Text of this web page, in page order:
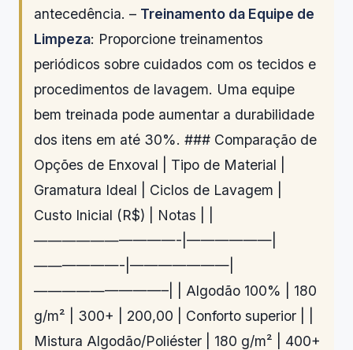
antecedência. – Treinamento da Equipe de
Limpeza: Proporcione treinamentos
periódicos sobre cuidados com os tecidos e
procedimentos de lavagem. Uma equipe
bem treinada pode aumentar a durabilidade
dos itens em até 30%. ### Comparação de
Opções de Enxoval | Tipo de Material |
Gramatura Ideal | Ciclos de Lavagem |
Custo Inicial (R$) | Notas | |
——————————-|——————|
——————-|———————|
—————————–| | Algodão 100% | 180
g/m² | 300+ | 200,00 | Conforto superior | |
Mistura Algodão/Poliéster | 180 g/m² | 400+